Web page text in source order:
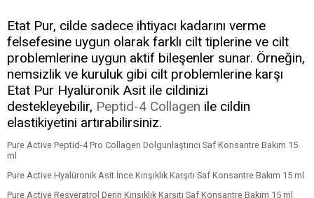
Etat Pur, cilde sadece ihtiyacı kadarını verme
felsefesine uygun olarak farklı cilt tiplerine ve cilt
problemlerine uygun aktif bileşenler sunar. Örneğin,
nemsizlik ve kuruluk gibi cilt problemlerine karşı
Etat Pur Hyalüronik Asit ile cildinizi
destekleyebilir, Peptid-4 Collagen ile cildin
elastikiyetini artırabilirsiniz.
Pure Active Peptid-4 Pro Collagen Dolgunlaştırıcı Saf Konsantre Bakım 15
ml
Pure Active Hyalüronik Asit İnce Kırışıklık Karşıtı Saf Konsantre Bakım 15 ml
Pure Active Resveratrol Derin Kırışıklık Karşıtı Saf Konsantre Bakım 15 ml